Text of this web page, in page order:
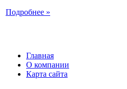
Подробнее »
Главная
О компании
Карта сайта